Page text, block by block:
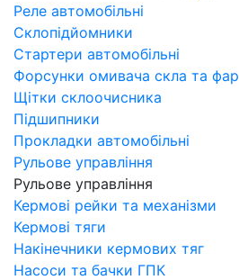
Реле автомобільні
Склопідйомники
Стартери автомобільні
Форсунки омивача скла та фар
Щітки склоочисника
Підшипники
Прокладки автомобільні
Рульове управління
Рульове управління
Кермові рейки та механізми
Кермові тяги
Накінечники кермових тяг
Насоси та бачки ГПК